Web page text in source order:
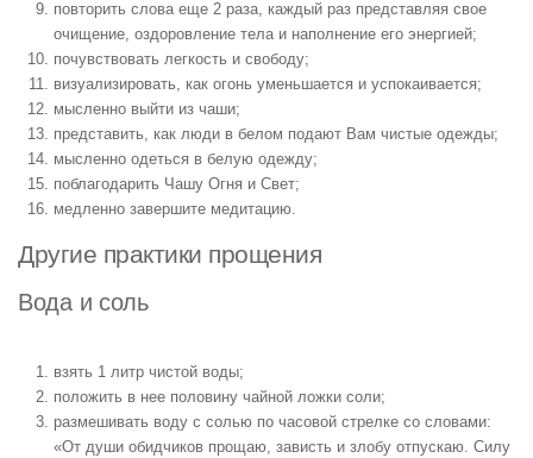
повторить слова еще 2 раза, каждый раз представляя свое
очищение, оздоровление тела и наполнение его энергией;
почувствовать легкость и свободу;
визуализировать, как огонь уменьшается и успокаивается;
мысленно выйти из чаши;
представить, как люди в белом подают Вам чистые одежды;
мысленно одеться в белую одежду;
поблагодарить Чашу Огня и Свет;
медленно завершите медитацию.
Другие практики прощения
Вода и соль
взять 1 литр чистой воды;
положить в нее половину чайной ложки соли;
размешивать воду с солью по часовой стрелке со словами:
«От души обидчиков прощаю, зависть и злобу отпускаю. Силу